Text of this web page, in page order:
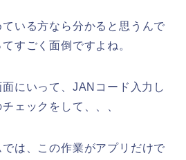
いる方なら分かると思うんで
すごく面倒ですよね。
にいって、JANコード入力し
ェックをして、、、
は、この作業がアプリだけで